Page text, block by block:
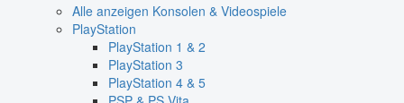
Alle anzeigen Konsolen & Videospiele
PlayStation
PlayStation 1 & 2
PlayStation 3
PlayStation 4 & 5